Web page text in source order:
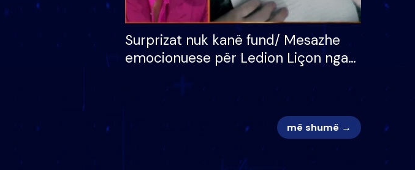
Surprizat nuk kanë fund/ Mesazhe
emocionuese për Ledion Liçon nga
më shumë →